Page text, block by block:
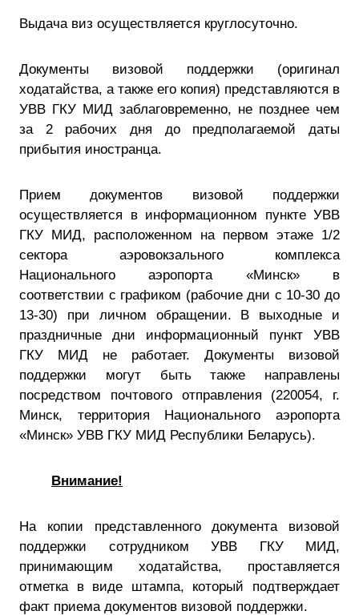
Выдача виз осуществляется круглосуточно.
Документы визовой поддержки (оригинал
ходатайства, а также его копия) представляются в
УВВ ГКУ МИД заблаговременно, не позднее чем
за 2 рабочих дня до предполагаемой даты
прибытия иностранца.
Прием документов визовой поддержки
осуществляется в информационном пункте УВВ
ГКУ МИД, расположенном на первом этаже 1/2
сектора аэровокзального комплекса
Национального аэропорта «Минск» в
соответствии с графиком (рабочие дни с 10-30 до
13-30) при личном обращении. В выходные и
праздничные дни информационный пункт УВВ
ГКУ МИД не работает. Документы визовой
поддержки могут быть также направлены
посредством почтового отправления (220054, г.
Минск, территория Национального аэропорта
«Минск» УВВ ГКУ МИД Республики Беларусь).
Внимание!
На копии представленного документа визовой
поддержки сотрудником УВВ ГКУ МИД,
принимающим ходатайства, проставляется
отметка в виде штампа, который подтверждает
факт приема документов визовой поддержки.